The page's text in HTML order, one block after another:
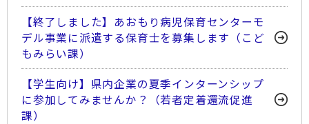
【終了しました】あおもり病児保育センターモ
デル事業に派遣する保育士を募集します（こど
もみらい課）
【学生向け】県内企業の夏季インターンシップ
に参加してみませんか？（若者定着還流促進
課）